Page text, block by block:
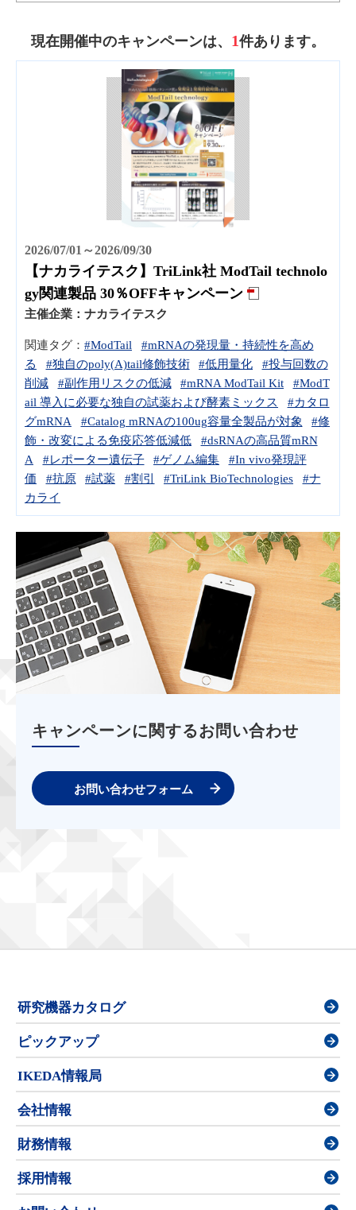
現在開催中のキャンペーンは、 1件あります。
2026/07/01～2026/09/30
【ナカライテスク】TriLink社 ModTail technolo
gy関連製品 30％OFFキャンペーン
主催企業： ナカライテスク
関連タグ： #ModTail
#mRNAの発現量・持続性を高め
る
#独自のpoly(A)tail修飾技術 #低用量化
#投与回数の
削減
#副作用リスクの低減 #mRNA ModTail Kit
#ModT
ail 導入に必要な独自の試薬および酵素ミックス
#カタロ
グmRNA
#Catalog mRNAの100ug容量全製品が対象
#修
飾・改変による免疫応答低減低
#dsRNAの高品質mRN
A
#レポーター遺伝子 #ゲノム編集
#In vivo発現評
価
#抗原 #試薬 #割引 #TriLink BioTechnologies
#ナ
カライ
キャンペーンに関するお問い合わせ
お問い合わせフォーム
研究機器カタログ
ピックアップ
IKEDA情報局
会社情報
財務情報
採用情報